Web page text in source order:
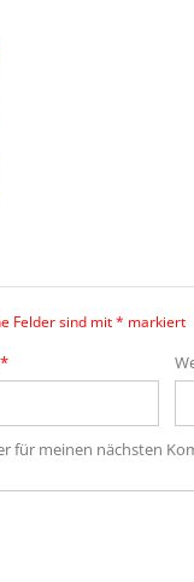
Felder sind mit* markiert
*
für meinen nächsten